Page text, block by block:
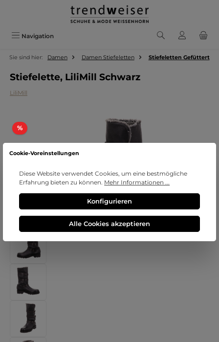
Zum Hauptinhalt springen
Navigation
Sie sind hier: Damen Damen Stiefeletten Stiefeletten Gefüttert
Stiefelette, LiliMill Schwarz
LiliMill
Bildergalerie überspringen
%Rabatt
Cookie-Voreinstellungen
Diese Website verwendet Cookies, um eine bestmögliche
Erfahrung bieten zu können. Mehr Informationen ...
Konfigurieren
Alle Cookies akzeptieren